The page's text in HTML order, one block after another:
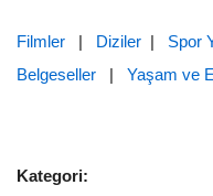
Filmler | Diziler | Spor
Belgeseller | Yaşam ve
Kategori: